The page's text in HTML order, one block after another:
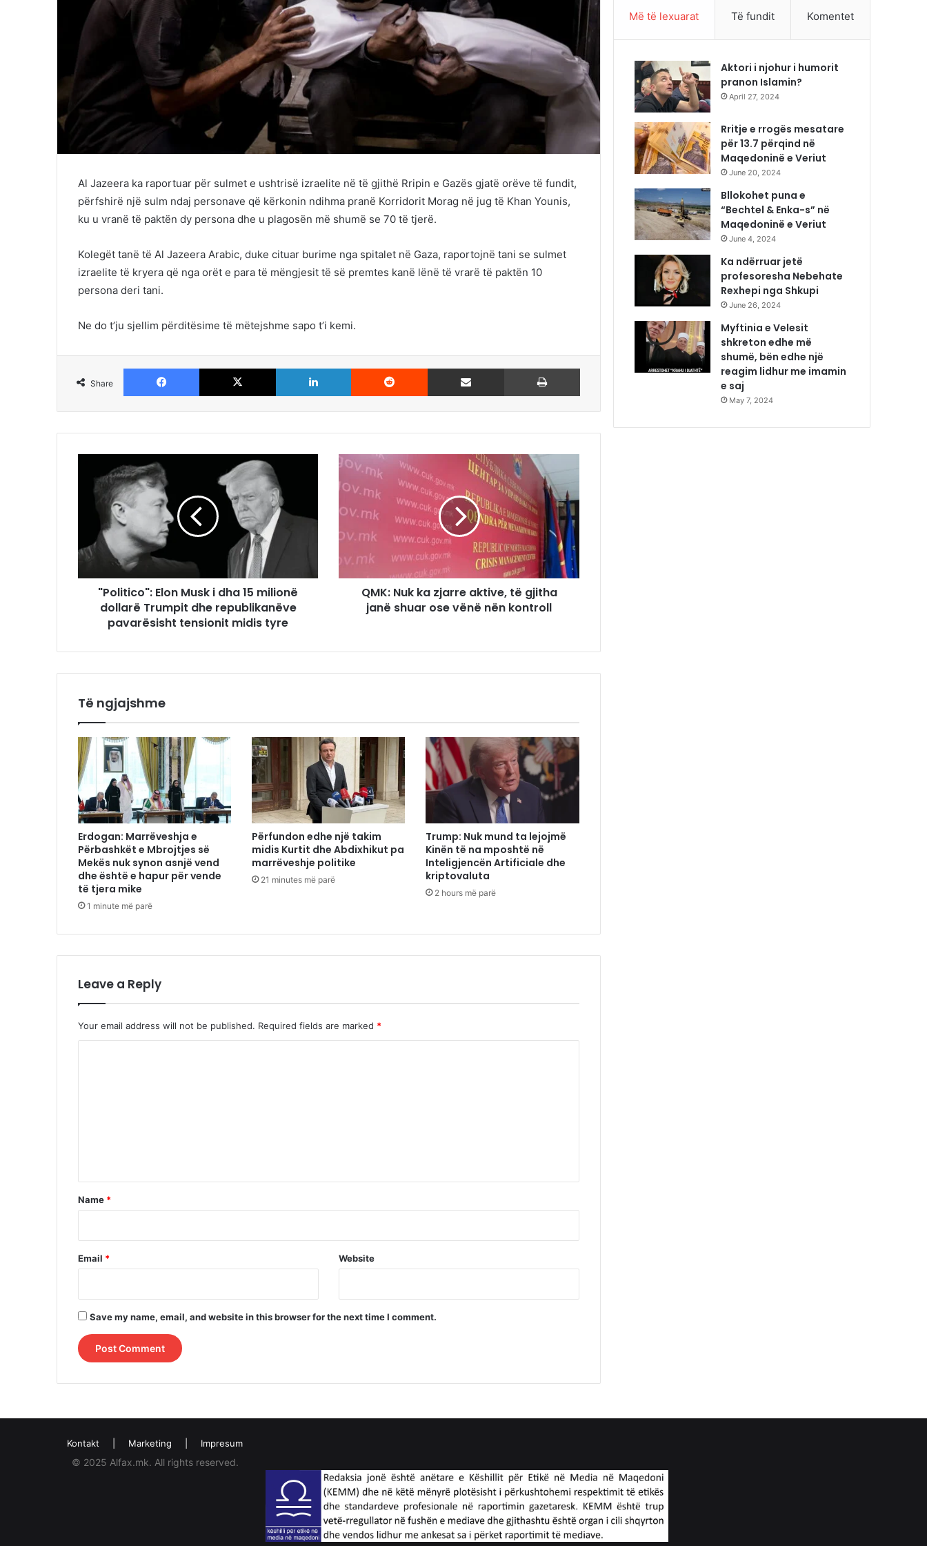
Al Jazeera ka raportuar për sulmet e ushtrisë izraelite në të gjithë Rripin e Gazës gjatë orëve të fundit,
përfshirë një sulm ndaj personave që kërkonin ndihma pranë Korridorit Morag në jug të Khan Younis,
ku u vranë të paktën dy persona dhe u plagosën më shumë se 70 të tjerë.
Kolegët tanë të Al Jazeera Arabic, duke cituar burime nga spitalet në Gaza, raportojnë tani se sulmet
izraelite të kryera që nga orët e para të mëngjesit të së premtes kanë lënë të vrarë të paktën 10
persona deri tani.
Ne do t’ju sjellim përditësime të mëtejshme sapo t’i kemi.
Share
Facebook X LinkedIn Reddit Share via Email
"Politico": Elon Musk i dha 15 milionë
dollarë Trumpit dhe republikanëve
pavarësisht tensionit midis tyre
QMK: Nuk ka zjarre aktive, të gjitha
janë shuar ose vënë nën kontroll
Të ngjajshme
Erdogan: Marrëveshja e
Përbashkët e Mbrojtjes së
Mekës nuk synon asnjë vend
dhe është e hapur për vende
të tjera mike
1 minute më parë
Përfundon edhe një takim
midis Kurtit dhe Abdixhikut pa
marrëveshje politike
21 minutes më parë
Trump: Nuk mund ta lejojmë
Kinën të na mposhtë në
Inteligjencën Artificiale dhe
kriptovaluta
2 hours më parë
Leave a Reply
Your email address will not be published. Required fields are marked *
*
Name *
Email * Website
Save my name, email, and website in this browser for the next time I comment.
Më të lexuarat Të fundit Komentet
Aktori i njohur i humorit
pranon Islamin?
April 27, 2024
Rritje e rrogës mesatare
për 13.7 përqind në
Maqedoninë e Veriut
June 20, 2024
Bllokohet puna e
“Bechtel & Enka-s” në
Maqedoninë e Veriut
June 4, 2024
Ka ndërruar jetë
profesoresha Nebehate
Rexhepi nga Shkupi
June 26, 2024
Myftinia e Velesit
shkreton edhe më
shumë, bën edhe një
reagim lidhur me imamin
e saj
May 7, 2024
Kontakt Marketing Impresum
© 2025 Alfax.mk. All rights reserved.